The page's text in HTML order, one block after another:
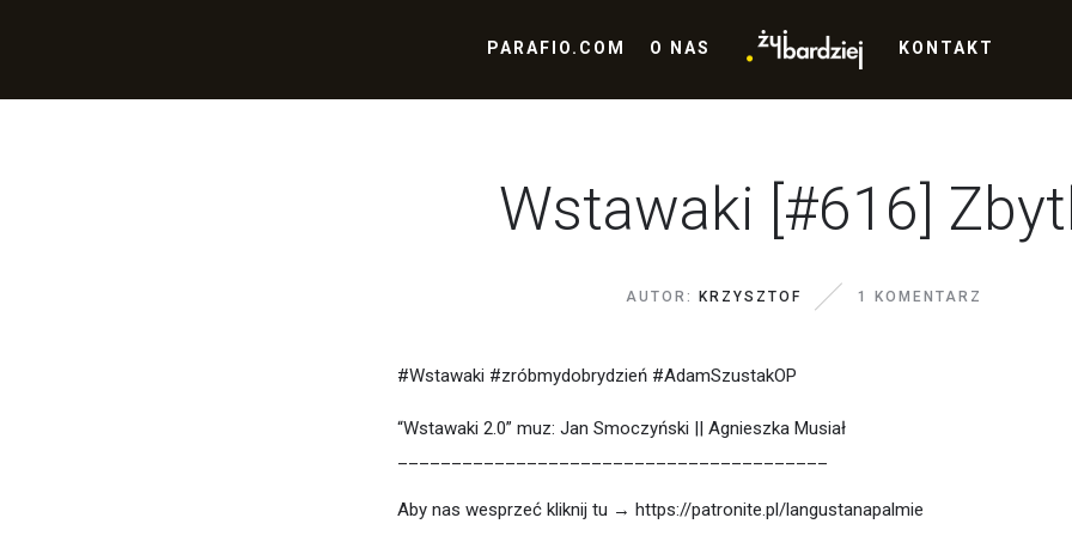
PARAFIO.COM O NAS KONTAKT
Wstawaki [#616]
AUTOR: KRZYSZTOF 1 KOMENTARZ
#Wstawaki #zróbmydobrydzień #AdamSzustakOP
“Wstawaki 2.0” muz: Jan Smoczyński || Agnieszka Musiał
Aby nas wesprzeć kliknij tu → https://patronite.pl/langustanapalmie